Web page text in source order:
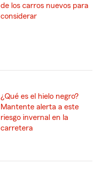
de los carros nuevos para
considerar
¿Qué es el hielo negro?
Mantente alerta a este
riesgo invernal en la
carretera